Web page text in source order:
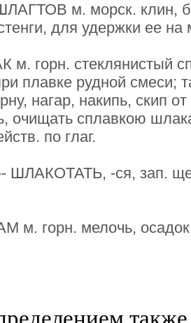
м. морск. клин,
для удержки ее на
м. горн. стеклянистый
плавке рудной смеси;
нагар, накипь, скип
очищать сплавкою
по глаг.
ШЛАКОТАТЬ, -ся, зап.
м. горн. мелочь,